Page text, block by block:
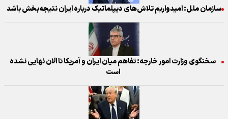
سازمان ملل: امیدواریم تلاش‌های دیپلماتیک درباره ایران نتیجه‌بخش باشد
سخنگوی وزارت امور خارجه: تفاهم میان ایران و آمریکا تا الان نهایی نشده
است